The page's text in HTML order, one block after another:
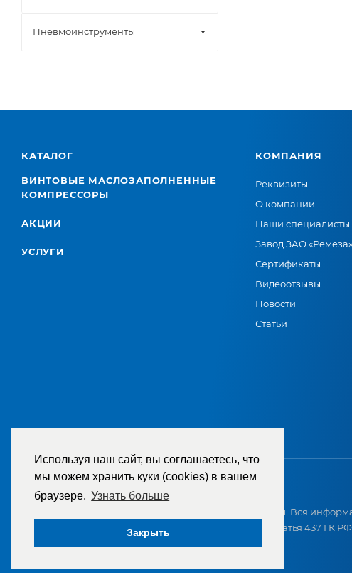
Используя наш сайт, вы соглашаетесь, что
мы можем хранить куки (cookies) в вашем
браузере. Узнать больше
Закрыть
Пневмоинструменты
КАТАЛОГ
ВИНТОВЫЕ МАСЛОЗАПОЛНЕННЫЕ
КОМПРЕССОРЫ
АКЦИИ
УСЛУГИ
КОМПАНИЯ
Реквизиты
О компании
Наши специалисты
Завод ЗАО «Ремеза»
Сертификаты
Видеоотзывы
Новости
Статьи
2007-2026 © ООО «ТД «РЕМЕЗА». Все права защищены. Вся
приобретением и не является публичной офертой (статья 437 ГК